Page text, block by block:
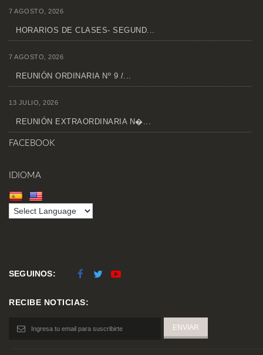
7 AGOSTO, 2026
HORARIOS DE CLASES- SEGUND...
7 AGOSTO, 2026
REUNIÓN ORDINARIA Nº 9 /...
13 JULIO, 2026
REUNIÓN EXTRAORDINARIA N�...
FACEBOOK
IDIOMA
SEGUINOS:
RECIBE NOTICIAS: